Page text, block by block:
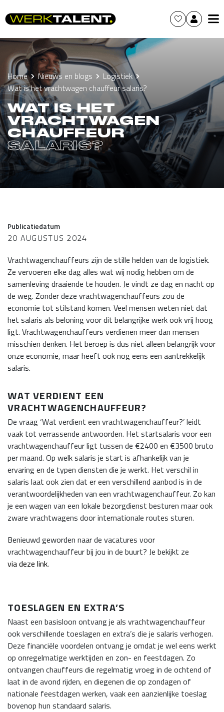
Home Nieuws en blogs
Logistiek
Wat is het vrachtwagen chauffeur salaris?
WAT IS HET
VRACHTWAGEN
CHAUFFEUR
SALARIS?
Publicatiedatum
20 AUGUSTUS 2024
Vrachtwagenchauffeurs zijn de stille helden van de logistiek.
Ze vervoeren elke dag alles wat wij nodig hebben om de
samenleving draaiende te houden. Je vindt ze dag en nacht op
de weg. Zonder deze vrachtwagenchauffeurs zou de
economie tot stilstand komen. Veel mensen weten niet dat
het salaris als beloning voor dit belangrijke werk ook vrij hoog
ligt. Vrachtwagenchauffeurs verdienen meer dan mensen
misschien denken. Het beroep is dus niet alleen belangrijk voor
onze economie, maar heeft ook nog eens een aantrekkelijk
salaris.
WAT VERDIENT EEN
VRACHTWAGENCHAUFFEUR?
De vraag ‘Wat verdient een vrachtwagenchauffeur?’ leidt
vaak tot verrassende antwoorden. Het startsalaris voor een
vrachtwagenchauffeur ligt tussen de €2400 en €3500 bruto
per maand. Op welk salaris je start is afhankelijk van je
ervaring en de typen diensten die je werkt. Het verschil in
salaris laat ook zien dat er een verschillend aanbod is in de
verantwoordelijkheden van een vrachtwagenchauffeur. Zo kan
je een wagen van een lokale bezorgdienst besturen maar ook
zware vrachtwagens door internationale routes sturen.
Benieuwd geworden naar de vacatures voor
vrachtwagenchauffeur bij jou in de buurt? Je bekijkt ze
via deze link.
TOESLAGEN EN EXTRA’S
Naast een basisloon ontvang je als vrachtwagenchauffeur
ook verschillende toeslagen en extra’s die je salaris verhogen.
Deze financiële voordelen ontvang je omdat je wel eens werkt
op onregelmatige werktijden en zon- en feestdagen. Zo
ontvangen chauffeurs die regelmatig vroeg in de ochtend of
laat in de avond rijden, en diegenen die op zondagen of
nationale feestdagen werken, vaak een aanzienlijke toeslag
bovenop hun standaard salaris.